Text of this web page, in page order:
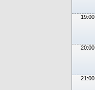
19:00
20:00
21:00